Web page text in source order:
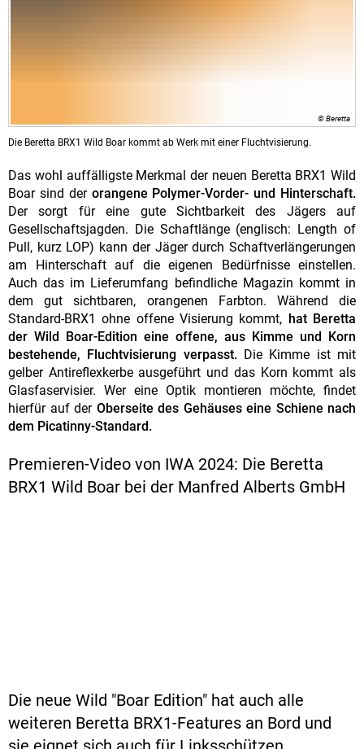
© Beretta
Die Beretta BRX1 Wild Boar kommt ab Werk mit einer Fluchtvisierung.
Das wohl auffälligste Merkmal der neuen Beretta BRX1 Wild
Boar sind der orangene Polymer-Vorder- und Hinterschaft.
Der sorgt für eine gute Sichtbarkeit des Jägers auf
Gesellschaftsjagden. Die Schaftlänge (englisch: Length of
Pull, kurz LOP) kann der Jäger durch Schaftverlängerungen
am Hinterschaft auf die eigenen Bedürfnisse einstellen.
Auch das im Lieferumfang befindliche Magazin kommt in
dem gut sichtbaren, orangenen Farbton. Während die
Standard-BRX1 ohne offene Visierung kommt, hat Beretta
der Wild Boar-Edition eine offene, aus Kimme und Korn
bestehende, Fluchtvisierung verpasst.Die Kimme ist mit
gelber Antireflexkerbe ausgeführt und das Korn kommt als
Glasfaservisier. Wer eine Optik montieren möchte, findet
hierfür auf der Oberseite des Gehäuses eine Schiene nach
dem Picatinny-Standard.
Premieren-Video von IWA 2024: Die Beretta
BRX1 Wild Boar bei der Manfred Alberts GmbH
Die neue Wild "Boar Edition" hat auch alle
weiteren Beretta BRX1-Features an Bord und